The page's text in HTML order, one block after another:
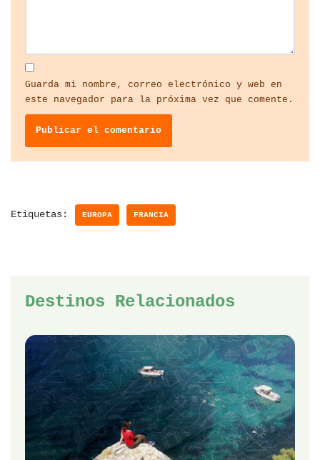
Guarda mi nombre, correo electrónico y web en
este navegador para la próxima vez que comente.
Etiquetas: EUROPA FRANCIA
Destinos Relacionados